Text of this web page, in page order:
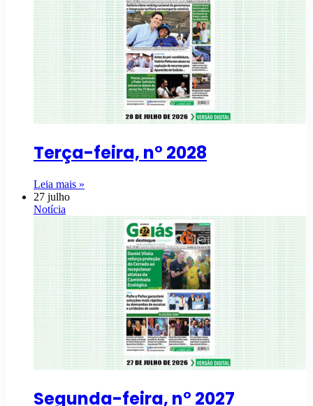
Terça-feira, n° 2028
Leia mais »
27 julho
Notícia
Segunda-feira, n° 2027